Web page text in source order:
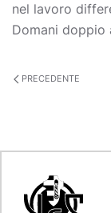
nel lavoro
Domani doppio
PRECEDENTE